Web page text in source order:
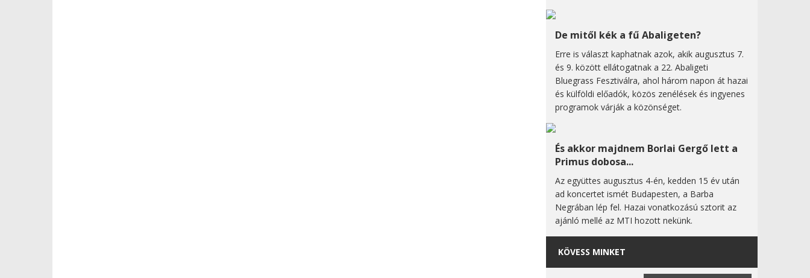
De mitől kék a fű Abaligeten?
Erre is választ kaphatnak azok, akik augusztus 7.
és 9. között ellátogatnak a 22. Abaligeti
Bluegrass Fesztiválra, ahol három napon át hazai
és külföldi előadók, közös zenélések és ingyenes
programok várják a közönséget.
És akkor majdnem Borlai Gergő lett a
Primus dobosa...
Az együttes augusztus 4-én, kedden 15 év után
ad koncertet ismét Budapesten, a Barba
Negrában lép fel. Hazai vonatkozású sztorit az
ajánló mellé az MTI hozott nekünk.
KÖVESS MINKET